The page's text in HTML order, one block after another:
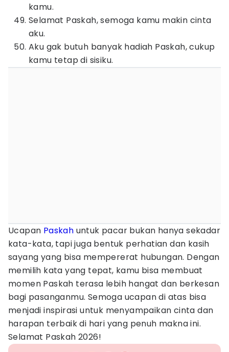
kamu.
Selamat Paskah, semoga kamu makin cinta
aku.
Aku gak butuh banyak hadiah Paskah, cukup
kamu tetap di sisiku.
Ucapan Paskah untuk pacar bukan hanya sekadar
kata-kata, tapi juga bentuk perhatian dan kasih
sayang yang bisa mempererat hubungan. Dengan
memilih kata yang tepat, kamu bisa membuat
momen Paskah terasa lebih hangat dan berkesan
bagi pasanganmu. Semoga ucapan di atas bisa
menjadi inspirasi untuk menyampaikan cinta dan
harapan terbaik di hari yang penuh makna ini.
Selamat Paskah 2026!